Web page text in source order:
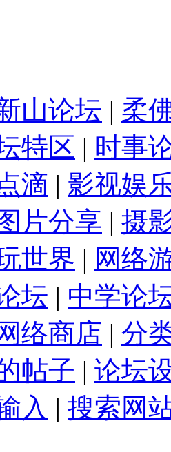
山论坛 | 柔
特区 | 时事
滴 | 影视娱
片分享 | 摄
世界 | 网络
坛 | 中学论
络商店 | 分
帖子 | 论坛
入 | 搜索网